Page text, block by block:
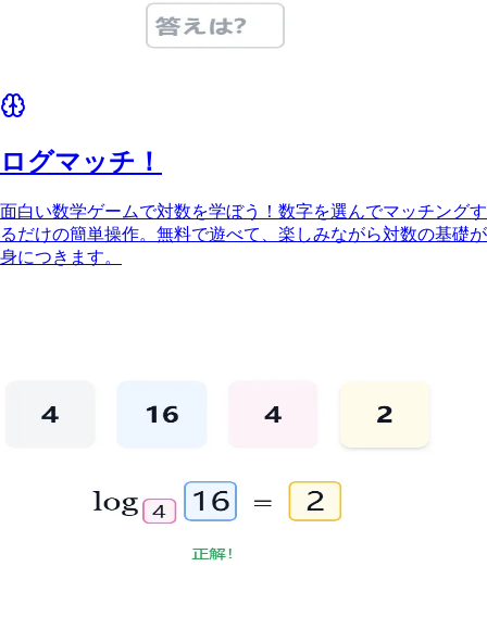
ログマッチ！
面白い数学ゲームで対数を学ぼう！数字を選んでマッチングす
るだけの簡単操作。無料で遊べて、楽しみながら対数の基礎が
身につきます。